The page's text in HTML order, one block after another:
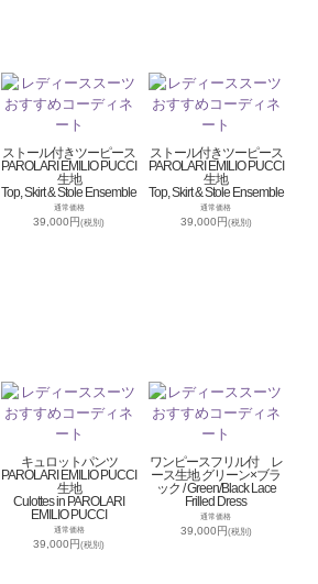
ストール付きツーピース
PAROLARI EMILIO PUCCI
生地
Top, Skirt & Stole Ensemble
通常価格
39,000円(税別)
ストール付きツーピース
PAROLARI EMILIO PUCCI
生地
Top, Skirt & Stole Ensemble
通常価格
39,000円(税別)
キュロットパンツ
PAROLARI EMILIO PUCCI
生地
Culottes in PAROLARI
EMILIO PUCCI
通常価格
39,000円(税別)
ワンピースフリル付 レ
ース生地 グリーン×ブラ
ック / Green/Black Lace
Frilled Dress
通常価格
39,000円(税別)